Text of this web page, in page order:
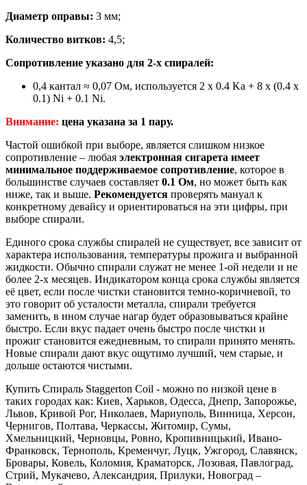
Диаметр оправы: 3 мм;
Количество витков: 4,5;
Сопротивление указано для 2-х спиралей:
0,4 кантал ≈ 0,07 Ом, используется 2 x 0.4 Ka + 8 x (0.4 x
0.1) Ni + 0.1 Ni.
Внимание: цена указана за 1 пару.
Частой ошибкой при выборе, является слишком низкое
сопротивление – любая электронная сигарета имеет
минимальное поддерживаемое сопротивление, которое в
большинстве случаев составляет 0.1 Ом, но может быть как
ниже, так и выше. Рекомендуется проверять мануал к
конкретному девайсу и ориентироваться на эти цифры, при
выборе спирали.
Единого срока службы спиралей не существует, все зависит от
характера использования, температуры прожига и выбранной
жидкости. Обычно спирали служат не менее 1-ой недели и не
более 2-х месяцев. Индикатором конца срока службы является
её цвет, если после чистки становится темно-коричневой, то
это говорит об усталости металла, спирали требуется
заменить, в ином случае нагар будет образовываться крайне
быстро. Если вкус падает очень быстро после чистки и
прожиг становится ежедневным, то спирали принято менять.
Новые спирали дают вкус ощутимо лучший, чем старые, и
дольше остаются чистыми.
Купить Спираль Staggerton Coil - можно по низкой цене в
таких городах как: Киев, Харьков, Одесса, Днепр, Запорожье,
Львов, Кривой Рог, Николаев, Мариуполь, Винница, Херсон,
Чернигов, Полтава, Черкассы, Житомир, Сумы,
Хмельницкий, Черновцы, Ровно, Кропивницький, Ивано-
Франковск, Тернополь, Кременчуг, Луцк, Ужгород, Славянск,
Бровары, Ковель, Коломия, Краматорск, Лозовая, Павлоград,
Стрий, Мукачево, Александрия, Прилуки, Новоград –